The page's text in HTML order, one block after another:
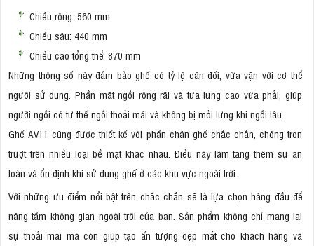
Chiều rộng: 560 mm
Chiều sâu: 440 mm
Chiều cao tổng thể: 870 mm
Những thông số này đảm bảo ghế có tỷ lệ cân đối, vừa vặn với cơ thể
người sử dụng. Phần mặt ngồi rộng rãi và tựa lưng cao vừa phải, giúp
người ngồi có tư thế ngồi thoải mái và không bị mỏi lưng khi ngồi lâu.
Ghế AV11 cũng được thiết kế với phần chân ghế chắc chắn, chống trơn
trượt trên nhiều loại bề mặt khác nhau. Điều này làm tăng thêm sự an
toàn và ổn định khi sử dụng ghế ở các khu vực ngoài trời.
Với những ưu điểm nổi bật trên chắc chắn sẽ là lựa chọn hàng đầu để
nâng tầm không gian ngoài trời của bạn. Sản phẩm không chỉ mang lại
sự thoải mái mà còn giúp tạo ấn tượng đẹp mắt cho khách hàng và